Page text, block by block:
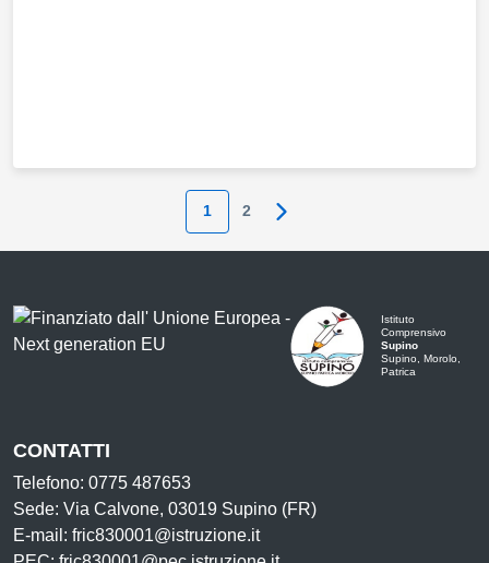
1 2 Pagina successiva
Istituto
Comprensivo
Supino
Supino, Morolo,
Patrica
CONTATTI
Telefono: 0775 487653
Sede: Via Calvone, 03019 Supino (FR)
E-mail: fric830001@istruzione.it